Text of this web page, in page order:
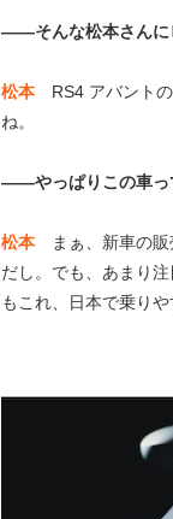
——そんな松本さんに
松本 RS4 アバント
ね。
——やっぱりこの車っ
松本
まぁ、新車の
だし。でも、あまり
もこれ、日本で乗り